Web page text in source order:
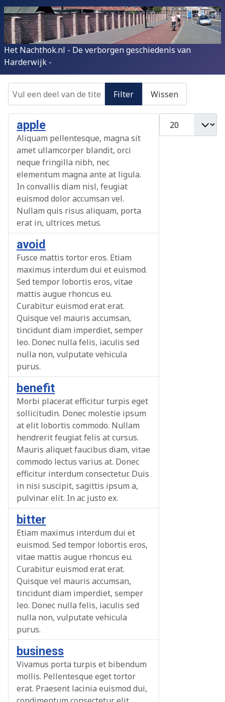
Het Nachthok.nl - De verborgen geschiedenis van
Harderwijk -
Filter Wissen
apple
Aliquam pellentesque, magna sit
amet ullamcorper blandit, orci
neque fringilla nibh, nec
elementum magna ante at ligula.
In convallis diam nisl, feugiat
euismod dolor accumsan vel.
Nullam quis risus aliquam, porta
erat in, ultrices metus.
avoid
Fusce mattis tortor eros. Etiam
maximus interdum dui et euismod.
Sed tempor lobortis eros, vitae
mattis augue rhoncus eu.
Curabitur euismod erat erat.
Quisque vel mauris accumsan,
tincidunt diam imperdiet, semper
leo. Donec nulla felis, iaculis sed
nulla non, vulputate vehicula
purus.
benefit
Morbi placerat efficitur turpis eget
sollicitudin. Donec molestie ipsum
at elit lobortis commodo. Nullam
hendrerit feugiat felis at cursus.
Mauris aliquet faucibus diam, vitae
commodo lectus varius at. Donec
efficitur interdum consectetur. Duis
in nisi suscipit, sagittis ipsum a,
pulvinar elit. In ac justo ex.
bitter
Etiam maximus interdum dui et
euismod. Sed tempor lobortis eros,
vitae mattis augue rhoncus eu.
Curabitur euismod erat erat.
Quisque vel mauris accumsan,
tincidunt diam imperdiet, semper
leo. Donec nulla felis, iaculis sed
nulla non, vulputate vehicula
purus.
business
Vivamus porta turpis et bibendum
mollis. Pellentesque eget tortor
erat. Praesent lacinia euismod dui,